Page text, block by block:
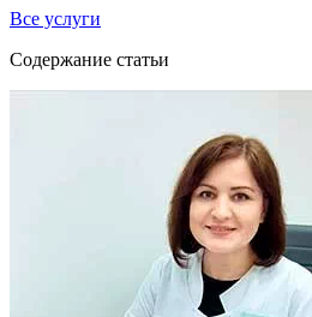
Все услуги
Cодержание статьи